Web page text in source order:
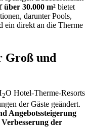
über 30.000 m² bietet
darunter Pools,
ein direkt an die Therme
Groß und
2O Hotel-Therme-Resorts
der Gäste geändert.
Angebotssteigerung
der